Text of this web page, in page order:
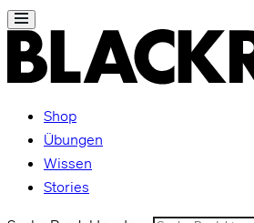
Shop
Übungen
Wissen
Stories